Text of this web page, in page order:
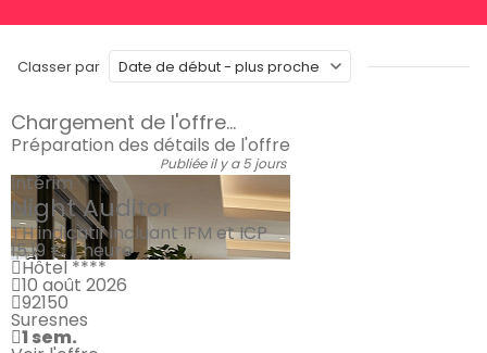
Classer par
Chargement de l'offre...
Préparation des détails de l'offre
Publiée il y a 5 jours
Intérim
Night Auditor
TH indicatif incluant IFM et ICP
15.19 € / heure
Hôtel ****
10 août 2026
92150
Suresnes
1 sem.